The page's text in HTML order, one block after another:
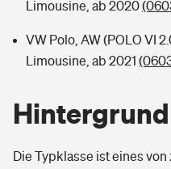
Limousine, ab 2020
VW Polo, AW (POLO VI
Limousine, ab 2021
Hintergrund
Die Typklasse ist eines